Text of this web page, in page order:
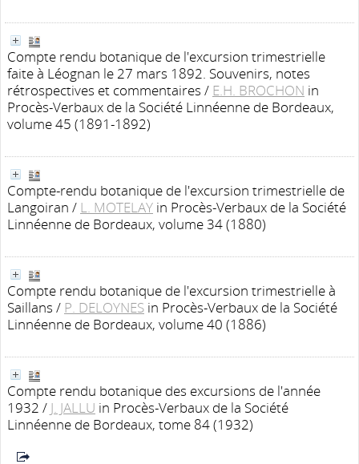
Compte rendu botanique de l'excursion trimestrielle
faite à Léognan le 27 mars 1892. Souvenirs, notes
rétrospectives et commentaires / E.H. BROCHON in
Procès-Verbaux de la Société Linnéenne de Bordeaux,
volume 45 (1891-1892)
Compte-rendu botanique de l'excursion trimestrielle de
Langoiran / L. MOTELAY in Procès-Verbaux de la Société
Linnéenne de Bordeaux, volume 34 (1880)
Compte rendu botanique de l'excursion trimestrielle à
Saillans / P. DELOYNES in Procès-Verbaux de la Société
Linnéenne de Bordeaux, volume 40 (1886)
Compte rendu botanique des excursions de l'année
1932 / J. JALLU in Procès-Verbaux de la Société
Linnéenne de Bordeaux, tome 84 (1932)